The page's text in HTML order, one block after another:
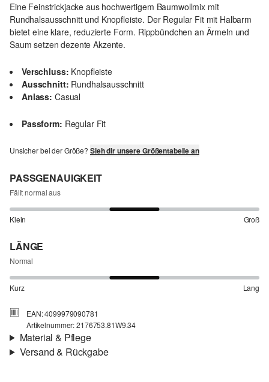
Eine Feinstrickjacke aus hochwertigem Baumwollmix mit
Rundhalsausschnitt und Knopfleiste. Der Regular Fit mit Halbarm
bietet eine klare, reduzierte Form. Rippbündchen an Ärmeln und
Saum setzen dezente Akzente.
Verschluss: Knopfleiste
Ausschnitt: Rundhalsausschnitt
Anlass: Casual
Passform: Regular Fit
Unsicher bei der Größe? Sieh dir unsere Größentabelle an
PASSGENAUIGKEIT
Fällt normal aus
Klein Groß
LÄNGE
Normal
Kurz Lang
EAN: 4099979090781
Artikelnummer: 2176753.81W9.34
Material & Pflege
Versand & Rückgabe